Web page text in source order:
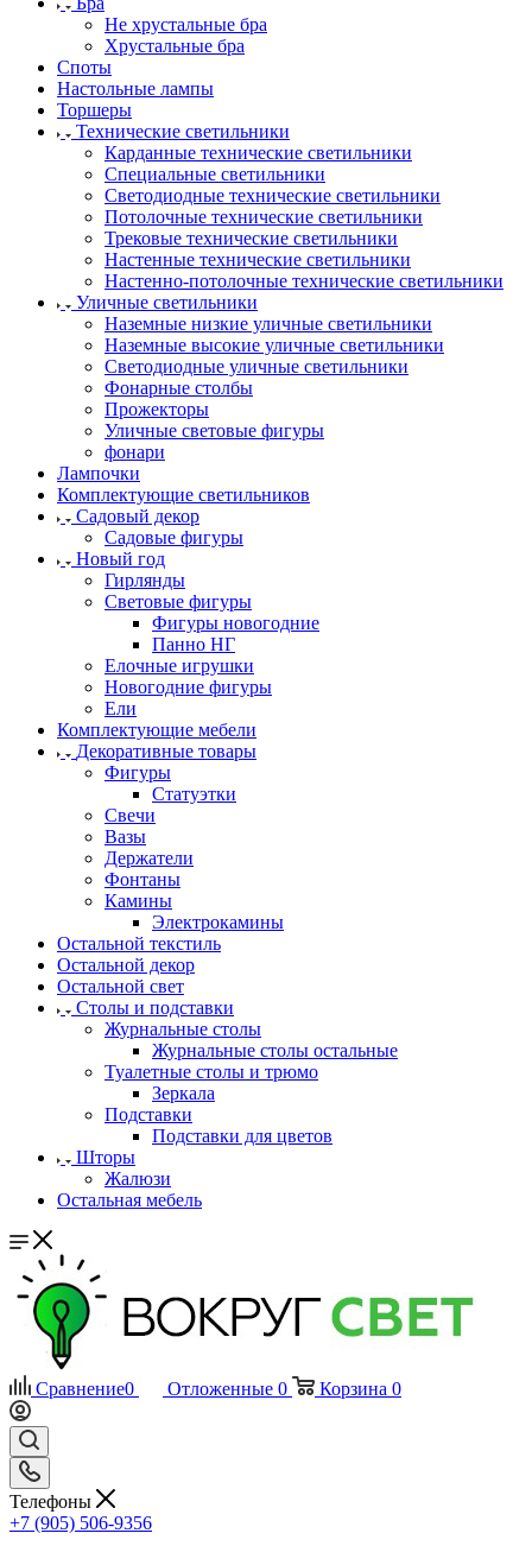
Не хрустальные бра
Хрустальные бра
Споты
Настольные лампы
Торшеры
Технические светильники
Карданные технические светильники
Специальные светильники
Светодиодные технические светильники
Потолочные технические светильники
Трековые технические светильники
Настенные технические светильники
Настенно-потолочные технические светильники
Уличные светильники
Наземные низкие уличные светильники
Наземные высокие уличные светильники
Светодиодные уличные светильники
Фонарные столбы
Прожекторы
Уличные световые фигуры
фонари
Лампочки
Комплектующие светильников
Садовый декор
Садовые фигуры
Новый год
Гирлянды
Световые фигуры
Фигуры новогодние
Панно НГ
Елочные игрушки
Новогодние фигуры
Ели
Комплектующие мебели
Декоративные товары
Фигуры
Статуэтки
Свечи
Вазы
Держатели
Фонтаны
Камины
Электрокамины
Остальной текстиль
Остальной декор
Остальной свет
Столы и подставки
Журнальные столы
Журнальные столы остальные
Туалетные столы и трюмо
Зеркала
Подставки
Подставки для цветов
Шторы
Жалюзи
Остальная мебель
Сравнение0 Отложенные 0 Корзина 0
Телефоны
+7 (905) 506-9356